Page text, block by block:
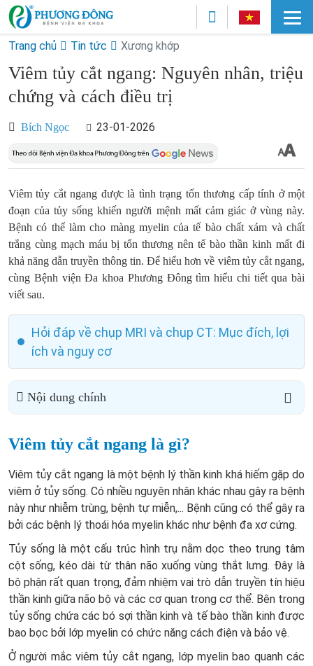
Trang chủ Tin tức Xương khớp
Viêm tủy cắt ngang: Nguyên nhân, triệu
chứng và cách điều trị
Bích Ngọc 23-01-2026
Viêm tủy cắt ngang được là tình trạng tổn thương cấp tính ở một
đoạn của tủy sống khiến người mệnh mất cảm giác ở vùng này.
Bệnh có thể làm cho màng myelin của tế bào chất xám và chất
trắng cùng mạch máu bị tổn thương nên tế bào thần kinh mất đi
khả năng dẫn truyền thông tin. Để hiểu hơn về viêm tủy cắt ngang,
cùng Bệnh viện Đa khoa Phương Đông tìm hiểu chi tiết qua bài
viết sau.
Hỏi đáp về chụp MRI và chụp CT: Mục đích, lợi
ích và nguy cơ
Nội dung chính
Viêm tủy cắt ngang là gì?
Viêm tủy cắt ngang là một bệnh lý thần kinh khá hiếm gặp do
viêm ở tủy sống. Có nhiều nguyên nhân khác nhau gây ra bệnh
này như nhiễm trùng, bệnh tự miễn,... Bệnh cũng có thể gây ra
bởi các bệnh lý thoái hóa myelin khác như bệnh đa xơ cứng.
Tủy sống là một cấu trúc hình trụ nằm dọc theo trung tâm
cột sống, kéo dài từ thân não xuống vùng thắt lưng. Đây là
bộ phận rất quan trọng, đảm nhiệm vai trò dẫn truyền tín hiệu
thần kinh giữa não bộ và các cơ quan trong cơ thể. Bên trong
tủy sống chứa các bó sợi thần kinh và tế bào thần kinh được
bao bọc bởi lớp myelin có chức năng cách điện và bảo vệ.
Ở người mắc viêm tủy cắt ngang, lớp myelin bao quanh các